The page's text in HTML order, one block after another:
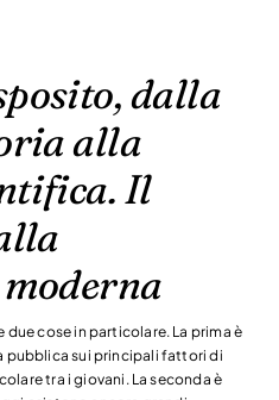
dalla
alla
Il
cose in particolare. La prima è
pubblica sui principali fattori di
tra i giovani. La seconda è